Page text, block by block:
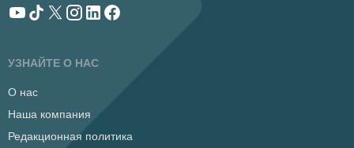
УЗНАЙТЕ О НАС
О нас
Наша компания
Редакционная политика